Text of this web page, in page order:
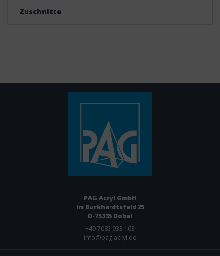
Zuschnitte
PAG Acryl GmbH
Im Burkhardtsfeld 25
D-75335 Dobel
+49 ­7083 933 163
info@pag-acryl.de